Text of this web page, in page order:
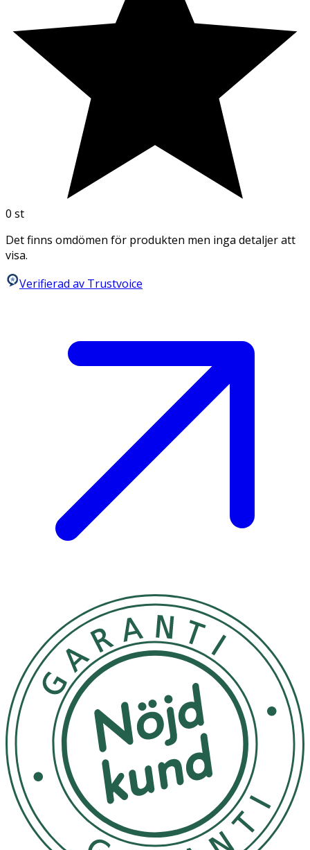
0 st
Det finns omdömen för produkten men inga detaljer att
visa.
Verifierad av Trustvoice